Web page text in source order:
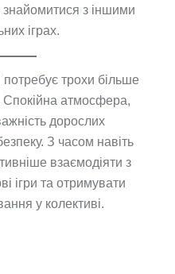
знайомитися з іншими
іграх.
трохи більше
Спокійна атмосфера,
дорослих
З часом навіть
взаємодіяти з
ігри та отримувати
у колективі.